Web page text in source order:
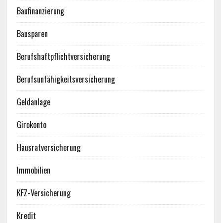
Baufinanzierung
Bausparen
Berufshaftpflichtversicherung
Berufsunfähigkeitsversicherung
Geldanlage
Girokonto
Hausratversicherung
Immobilien
KFZ-Versicherung
Kredit